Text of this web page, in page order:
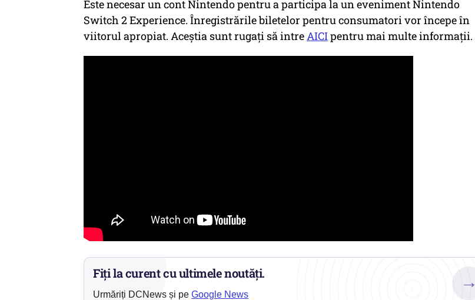
Este necesar un cont Nintendo pentru a participa la un eveniment Nintendo
Switch 2 Experience. Înregistrările biletelor pentru consumatori vor începe în
viitorul apropiat. Aceștia sunt rugați să intreAICIpentru mai multe informații.
Fiți la curent cu ultimele noutăți.
Urmăriți DCNews și pe Google News
→